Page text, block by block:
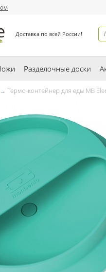
Доставка по всей России!
Разделочные доски
→ Термо-контейнер для еды MB